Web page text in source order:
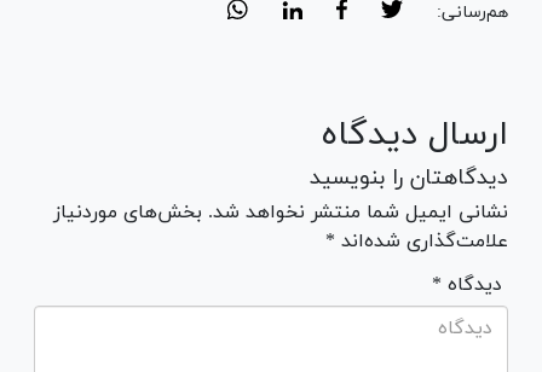
هم‌رسانی:
ارسال دیدگاه
دیدگاهتان را بنویسید
نشانی ایمیل شما منتشر نخواهد شد. بخش‌های موردنیاز
علامت‌گذاری شده‌اند *
* دیدگاه